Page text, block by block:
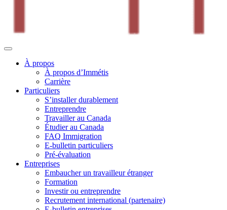
À propos
À propos d’Immétis
Carrière
Particuliers
S’installer durablement
Entreprendre
Travailler au Canada
Étudier au Canada
FAQ Immigration
E-bulletin particuliers
Pré-évaluation
Entreprises
Embaucher un travailleur étranger
Formation
Investir ou entreprendre
Recrutement international (partenaire)